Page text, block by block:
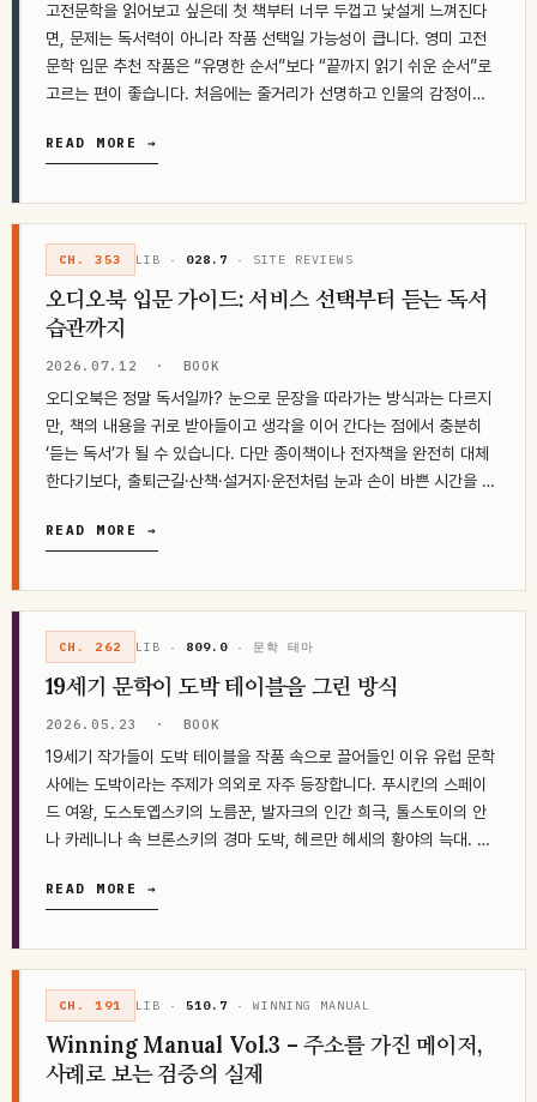
고전문학을 읽어보고 싶은데 첫 책부터 너무 두껍고 낯설게 느껴진다
면, 문제는 독서력이 아니라 작품 선택일 가능성이 큽니다. 영미 고전
문학 입문 추천 작품은 “유명한 순서”보다 “끝까지 읽기 쉬운 순서”로
고르는 편이 좋습니다. 처음에는 줄거리가 선명하고 인물의 감정이
READ MORE →
CH. 353 LIB · 028.7 · SITE REVIEWS
오디오북 입문 가이드: 서비스 선택부터 듣는 독서
습관까지
2026.07.12 · BOOK
오디오북은 정말 독서일까? 눈으로 문장을 따라가는 방식과는 다르지
만, 책의 내용을 귀로 받아들이고 생각을 이어 간다는 점에서 충분히
‘듣는 독서’가 될 수 있습니다. 다만 종이책이나 전자책을 완전히 대체
한다기보다, 출퇴근길·산책·설거지·운전처럼 눈과 손이 바쁜 시간을 책
READ MORE →
CH. 262 LIB · 809.0· 문학 테마
19세기 문학이 도박 테이블을 그린 방식
2026.05.23 · BOOK
19세기 작가들이 도박 테이블을 작품 속으로 끌어들인 이유 유럽 문학
사에는 도박이라는 주제가 의외로 자주 등장합니다. 푸시킨의 스페이
드 여왕, 도스토옙스키의 노름꾼, 발자크의 인간 희극, 톨스토이의 안
나 카레니나 속 브론스키의 경마 도박, 헤르만 헤세의 황야의 늑대. 19
READ MORE →
CH. 191 LIB · 510.7 · WINNING MANUAL
Winning Manual Vol.3 – 주소를 가진 메이저,
사례로 보는 검증의 실제